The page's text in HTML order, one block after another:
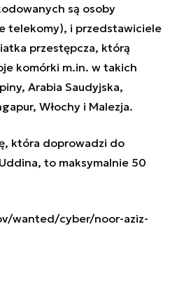
są osoby
telekomy), i przedstawiciele
przestępcza, którą
komórki m.in. w takich
Arabia Saudyjska,
Włochy i Malezja.
która doprowadzi do
to maksymalnie 50
wanted/cyber/noor-aziz-